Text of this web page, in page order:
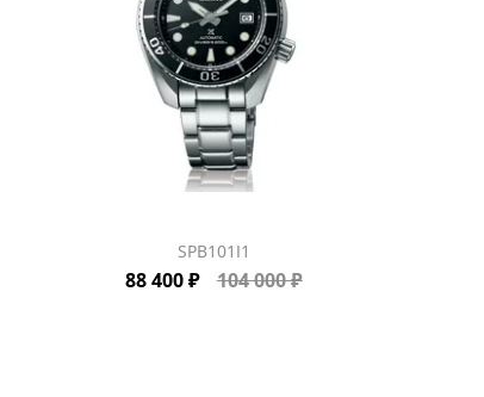
SPB101J1
88 400 ₽ 104 000 ₽